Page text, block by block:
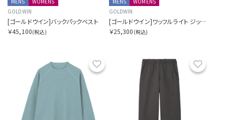
GOLDWIN
[ゴールドウイン]バックパックベスト
￥45,100(税込)
GOLDWIN
[ゴールドウイン]ワッフルライト ジップ カーディガン
￥25,300 (税込)
お気に入り